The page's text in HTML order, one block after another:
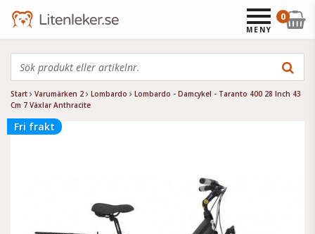
Start Varumärken 2 Lombardo
Lombardo - Damcykel - Taranto 400 28 Inch 43
Cm 7 Växlar Anthracite
Fri frakt
0
MENY